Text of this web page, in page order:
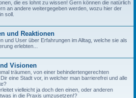
die es lohnt zu wissen! Gern können die natürlich
an andere weitergegeben werden, wozu hier der
soll.
und Reaktionen
und User über Erfahrungen im Alltag, welche sie als
erlebten...
Visionen
träumen, von einer behindertengerechten
eine Stadt vor, in welcher man barrierefrei und alle
vielleicht ja doch den einen, oder anderen
in die Praxis umzusetzen!?